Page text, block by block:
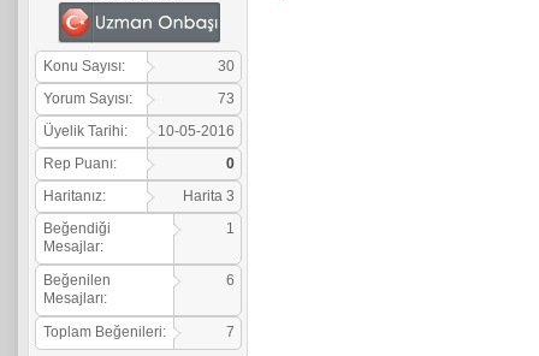
Konu Sayısı:
30
Yorum Sayısı:
73
Üyelik Tarihi:
10-05-2016
Rep Puanı:
0
Haritanız:
Harita 3
Beğendiği
Mesajlar:
1
Beğenilen
Mesajları:
6
Toplam Beğenileri: 7